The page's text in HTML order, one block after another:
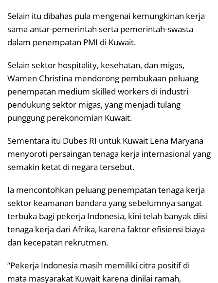
Selain itu dibahas pula mengenai kemungkinan kerja
sama antar-pemerintah serta pemerintah-swasta
dalam penempatan PMI di Kuwait.
Selain sektor hospitality, kesehatan, dan migas,
Wamen Christina mendorong pembukaan peluang
penempatan medium skilled workers di industri
pendukung sektor migas, yang menjadi tulang
punggung perekonomian Kuwait.
Sementara itu Dubes RI untuk Kuwait Lena Maryana
menyoroti persaingan tenaga kerja internasional yang
semakin ketat di negara tersebut.
Ia mencontohkan peluang penempatan tenaga kerja
sektor keamanan bandara yang sebelumnya sangat
terbuka bagi pekerja Indonesia, kini telah banyak diisi
tenaga kerja dari Afrika, karena faktor efisiensi biaya
dan kecepatan rekrutmen.
“Pekerja Indonesia masih memiliki citra positif di
mata masyarakat Kuwait karena dinilai ramah,